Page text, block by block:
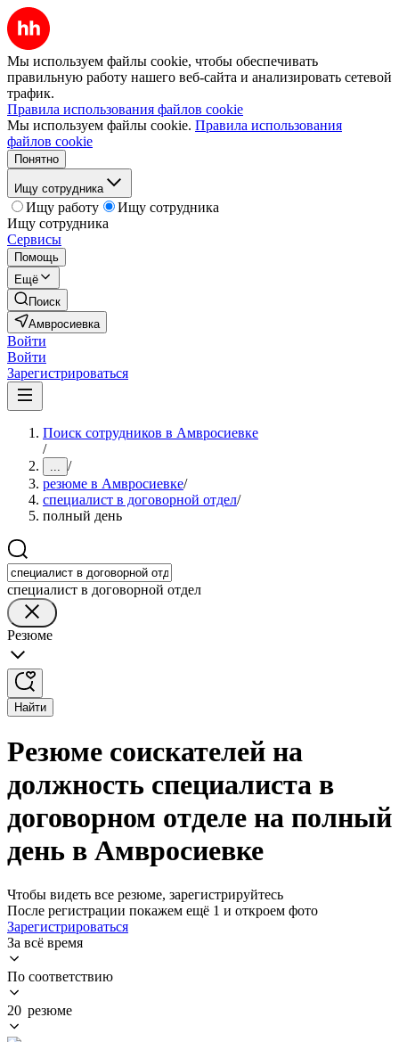
Мы используем файлы cookie, чтобы обеспечивать
правильную работу нашего веб-сайта и анализировать сетевой
трафик.
Правила использования файлов cookie
Мы используем файлы cookie. Правила использования
файлов cookie
Понятно
Ищу сотрудника
Ищу работу
Ищу сотрудника
Ищу сотрудника
Сервисы
Помощь
Ещё
Поиск
Амвросиевка
Войти
Войти
Зарегистрироваться
Поиск сотрудников в Амвросиевке
/
... /
резюме в Амвросиевке/
специалист в договорной отдел/
полный день
специалист в договорной отдел
Резюме
Найти
Резюме соискателей на
должность специалиста в
договорном отделе на полный
день в Амвросиевке
Чтобы видеть все резюме, зарегистрируйтесь
После регистрации покажем ещё 1 и откроем фото
Зарегистрироваться
За всё время
По соответствию
20 резюме